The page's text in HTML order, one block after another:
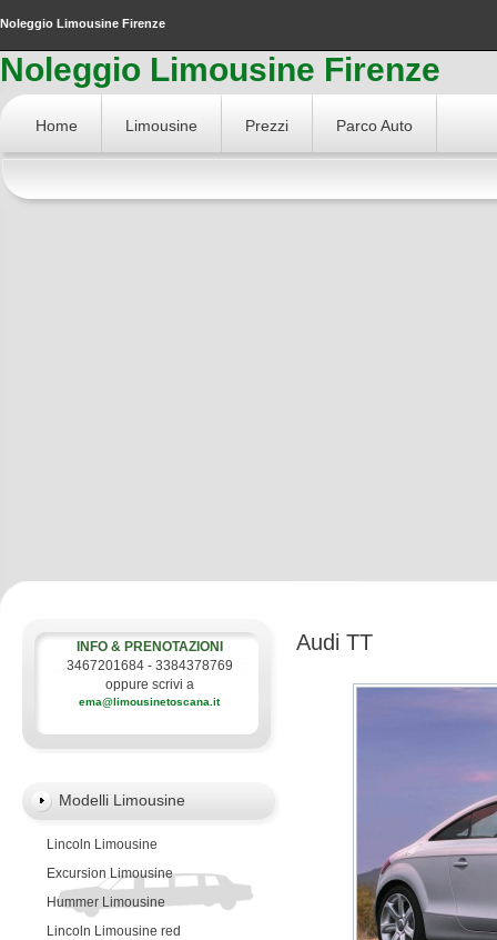
Noleggio Limousine Firenze
Noleggio Limousine Firenze
Home Limousine Prezzi Parco Auto
INFO & PRENOTAZIONI
3467201684 - 3384378769
oppure scrivi a
ema@limousinetoscana.it
Modelli Limousine
Lincoln Limousine
Excursion Limousine
Hummer Limousine
Lincoln Limousine red
Audi TT